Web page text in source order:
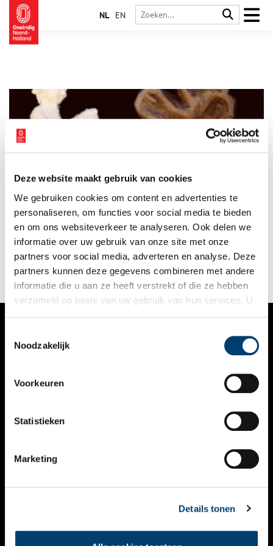
Deze website maakt gebruik van cookies
We gebruiken cookies om content en advertenties te
personaliseren, om functies voor social media te bieden
en om ons websiteverkeer te analyseren. Ook delen we
informatie over uw gebruik van onze site met onze
partners voor social media, adverteren en analyse. Deze
partners kunnen deze gegevens combineren met andere
informatie die u aan ze heeft verstrekt of die ze hebben
verzameld op basis van uw gebruik van hun services. U
Noodzakelijk
Voorkeuren
Statistieken
Marketing
Details tonen
NL EN
Onlangs heeft Bakkerijmuseum De Oude Bakkerij in Medemblik
een bijzondere bodemvondst verworven. Een uniek object uit
Amsterdam: een suikervormpje van Bartiméus uit de 17e eeuw.
2 min
VERHALEN
KALENDER
THEMA’S
VIDEO’S
CONTACT